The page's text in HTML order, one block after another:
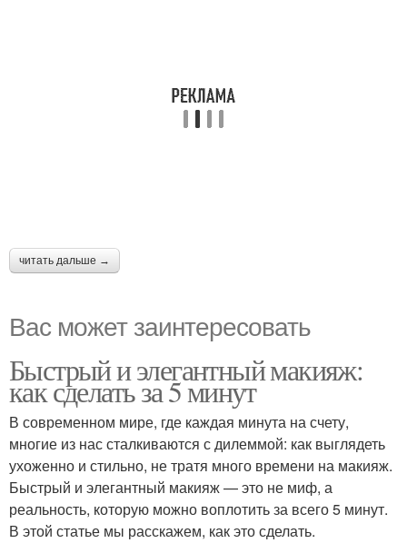
читать дальше →
Вас может заинтересовать
Быстрый и элегантный макияж:
как сделать за 5 минут
В современном мире, где каждая минута на счету,
многие из нас сталкиваются с дилеммой: как выглядеть
ухоженно и стильно, не тратя много времени на макияж.
Быстрый и элегантный макияж — это не миф, а
реальность, которую можно воплотить за всего 5 минут.
В этой статье мы расскажем, как это сделать.